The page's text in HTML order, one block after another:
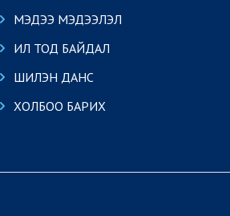
МЭДЭЭ МЭДЭЭЛЭЛ
ИЛ ТОД БАЙДАЛ
ШИЛЭН ДАНС
ХОЛБОО БАРИХ